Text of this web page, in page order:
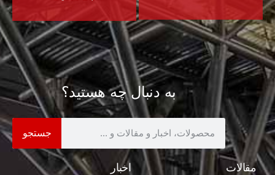
به دنبال چه هستید؟
جستجو
مقالات اخبار